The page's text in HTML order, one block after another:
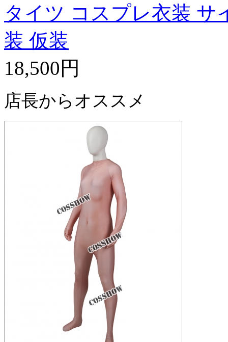
タイツ コスプレ衣装
装 仮装
18,500円
店長からオススメ